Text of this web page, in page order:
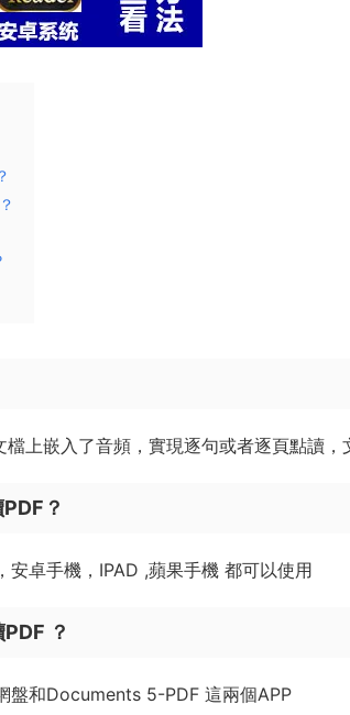
上嵌入了音頻，實現逐句或者逐頁點讀，
？
卓手機，IPAD ,蘋果手機 都可以使用
？
盤和Documents 5-PDF 這兩個APP